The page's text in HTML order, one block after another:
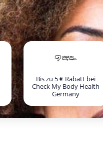
Bis zu 5 € Rabatt bei
Check My Body Health
Germany